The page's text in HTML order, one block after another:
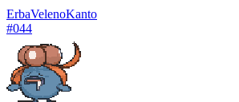
ErbaVelenoKanto
#044